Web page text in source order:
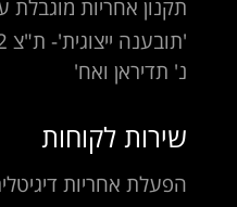
תקנון אחריות מוגבלת
נ' תדיראן ואח'
שירות לקוחות
הפעלת אחריות